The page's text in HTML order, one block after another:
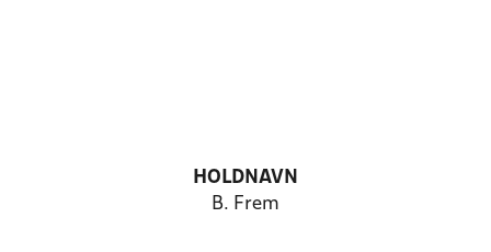
HOLDNAVN
B. Frem